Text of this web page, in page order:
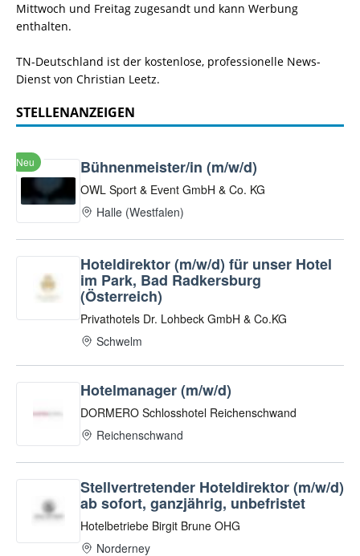
Mittwoch und Freitag zugesandt und kann Werbung
enthalten.
TN-Deutschland ist der kostenlose, professionelle News-
Dienst von Christian Leetz.
STELLENANZEIGEN